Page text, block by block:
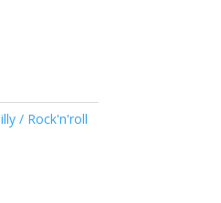
/ Rock'n'roll